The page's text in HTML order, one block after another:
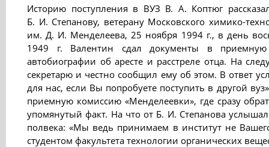
Историю поступления в ВУЗ В. А. Коптюг
Б. И. Степанову, ветерану Московского химико-
им. Д. И. Менделеева, 25 ноября 1994 г., в день
1949 г. Валентин сдал документы в
автобиографии об аресте и расстреле отца. На
секретарю и честно сообщил ему об этом. В ответ
для нас, если Вы попробуете поступить в другой
приемную комиссию «Менделеевки», где сразу
упомянутый факт. На что от Б. И. Степанова
полвека: «Мы ведь принимаем в институт не
студентом факультета технологии органических